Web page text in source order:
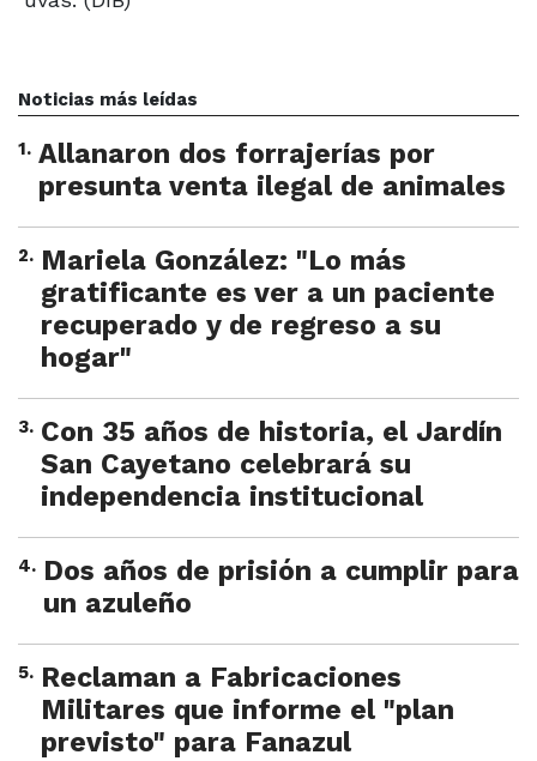
Noticias más leídas
1. Allanaron dos forrajerías por
presunta venta ilegal de animales
2. Mariela González: "Lo más
gratificante es ver a un paciente
recuperado y de regreso a su
hogar"
3. Con 35 años de historia, el Jardín
San Cayetano celebrará su
independencia institucional
4. Dos años de prisión a cumplir para
un azuleño
5. Reclaman a Fabricaciones
Militares que informe el "plan
previsto" para Fanazul